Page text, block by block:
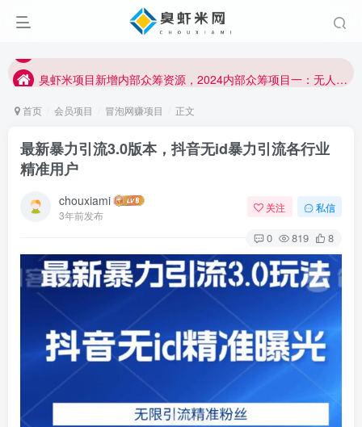
臭虾米项目新增内部众筹资源，2024内部众筹项目一：无人直播，价值1980元
首页 会员项目 冒泡网赚项目 正文
最新暴力引流3.0版本，抖音无id暴力引流各行业
精准用户
chouxiami
3年前发布
关注 私信
0 819 8